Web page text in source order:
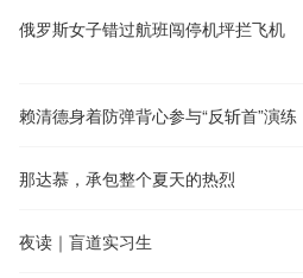
俄罗斯女子错过航班闯停机坪拦飞机
赖清德身着防弹背心参与“反斩首”演练
那达慕，承包整个夏天的热烈
夜读｜盲道实习生